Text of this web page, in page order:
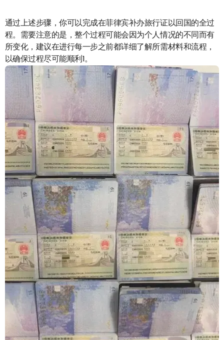
通过上述步骤，你可以完成在菲律宾补办旅行证以回国的全过
程。需要注意的是，整个过程可能会因为个人情况的不同而有
所变化，建议在进行每一步之前都详细了解所需材料和流程，
以确保过程尽可能顺利‌1。